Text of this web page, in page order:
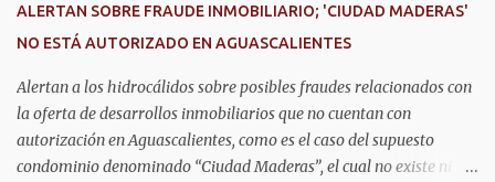
Aguascalientes se impulsa el desarrollo de nuevas competencias,
formando generaciones capaces de innovar y competir al más alto
nivel global.
ALERTAN SOBRE FRAUDE INMOBILIARIO; 'CIUDAD MADERAS'
NO ESTÁ AUTORIZADO EN AGUASCALIENTES
Alertan a los hidrocálidos sobre posibles fraudes relacionados con
la oferta de desarrollos inmobiliarios que no cuentan con
autorización en Aguascalientes, como es el caso del supuesto
condominio denominado “Ciudad Maderas”, el cual no existe ni